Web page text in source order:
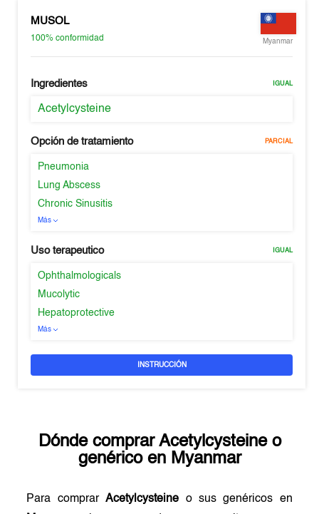
MUSOL
100%conformidad Myanmar
Ingredientes IGUAL
Acetylcysteine
Opción de tratamiento PARCIAL
Pneumonia
Lung Abscess
Chronic Sinusitis
Más
Uso terapeutico IGUAL
Ophthalmologicals
Mucolytic
Hepatoprotective
Más
INSTRUCCIÓN
Dónde comprar Acetylcysteineo
genérico en Myanmar
Para comprarAcetylcysteine o sus genéricos en